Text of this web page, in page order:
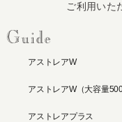
ご利用いた
アストレアW
アストレアW（大容量
アストレアプラス